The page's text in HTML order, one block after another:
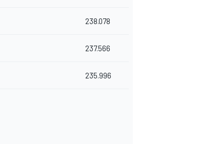
238.078
237.566
235.996